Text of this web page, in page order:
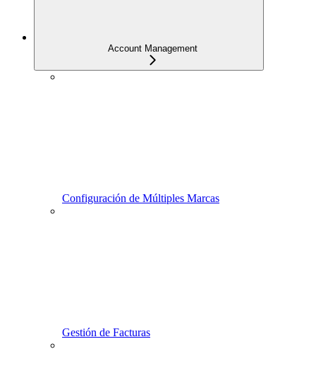
Account Management
Configuración de Múltiples Marcas
Gestión de Facturas